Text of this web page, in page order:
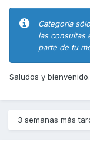
Categoría
las consultas
parte de tu
Saludos y bienvenido.
3 semanas más